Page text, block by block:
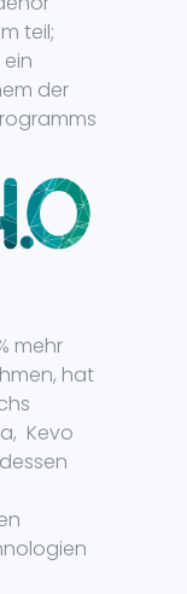
teil;
der
mehr
hat
Kevo